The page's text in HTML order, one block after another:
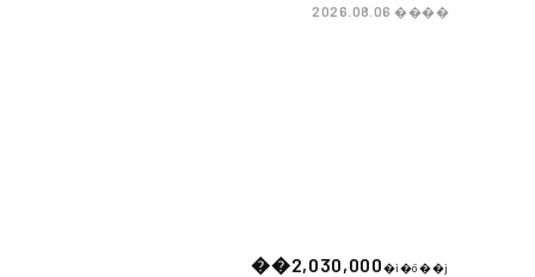
2026.08.06����
��2,030,000�i�ō��j